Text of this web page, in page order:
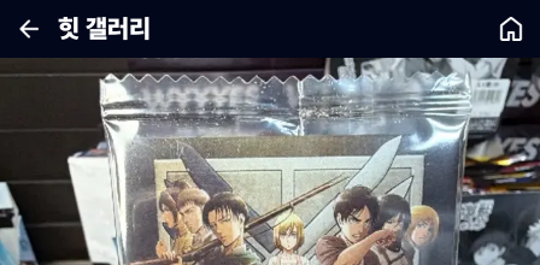
힛 갤러리